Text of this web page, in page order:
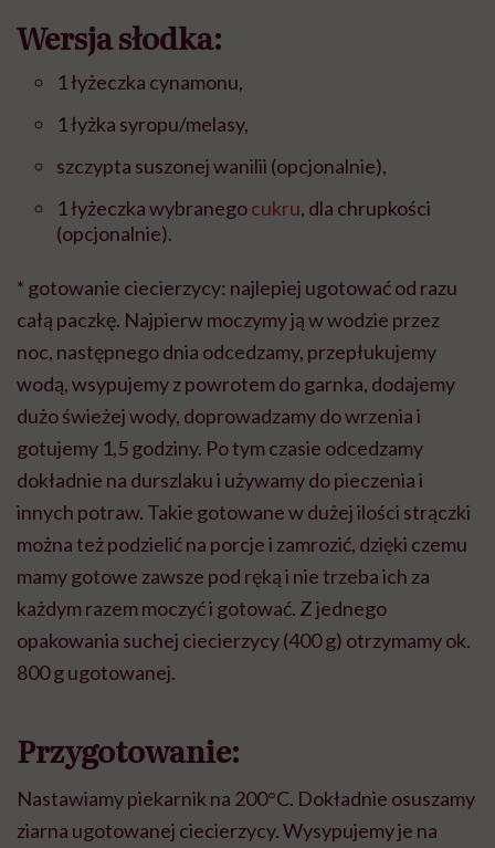
Wersja słodka:
1 łyżeczka cynamonu,
1 łyżka syropu/melasy,
szczypta suszonej wanilii (opcjonalnie),
1 łyżeczka wybranegocukru, dla chrupkości
(opcjonalnie).
* gotowanie ciecierzycy: najlepiej ugotować od razu
całą paczkę. Najpierw moczymy ją w wodzie przez
noc, następnego dnia odcedzamy, przepłukujemy
wodą, wsypujemy z powrotem do garnka, dodajemy
dużo świeżej wody, doprowadzamy do wrzenia i
gotujemy 1,5 godziny. Po tym czasie odcedzamy
dokładnie na durszlaku i używamy do pieczenia i
innych potraw. Takie gotowane w dużej ilości strączki
można też podzielić na porcje i zamrozić, dzięki czemu
mamy gotowe zawsze pod ręką i nie trzeba ich za
każdym razem moczyć i gotować. Z jednego
opakowania suchej ciecierzycy (400 g) otrzymamy ok.
800 g ugotowanej.
Przygotowanie:
Nastawiamy piekarnik na 200°C. Dokładnie osuszamy
ziarna ugotowanej ciecierzycy. Wysypujemy je na